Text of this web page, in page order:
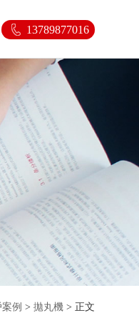
13789877016
例 > 拋丸機 > 正文